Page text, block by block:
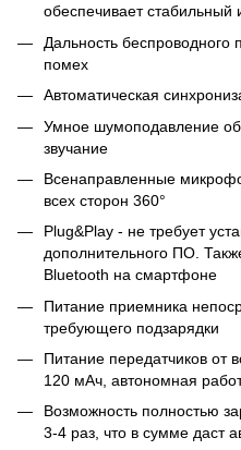
обеспечивает
Дальность
помех
Автоматическая
Умное шумоподавление
звучание
Всенаправленные
всех сторон 360°
Plug&Play - не требует
дополнительного ПО.
Bluetooth на смартфоне
Питание приемника
требующего подзарядки
Питание передатчиков от
120 мАч, автономная
Возможность полностью
3-4 раз, что в сумме даст